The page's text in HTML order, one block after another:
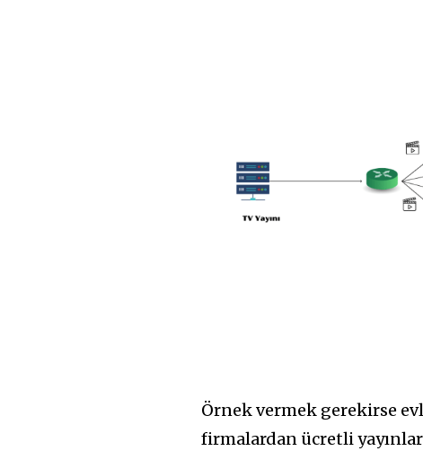
Örnek vermek gerekirse
firmalardan ücretli